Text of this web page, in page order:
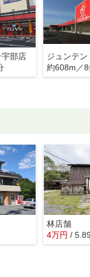
宇部店
ジュンテ
約608m／
林店舗
4万円 /